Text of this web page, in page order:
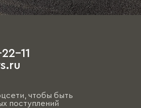
11
чтобы быть
поступлений